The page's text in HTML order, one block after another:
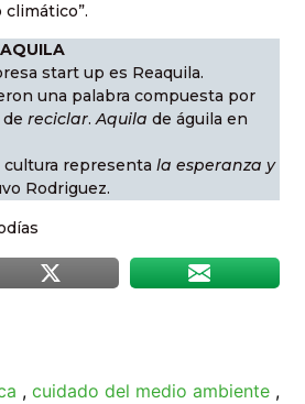
climático”.
start up es Reaquila.
una palabra compuesta por
reciclar.Aquila de águila en
cultura representa la esperanza y
Rodriguez.
, cuidado del medio ambiente ,